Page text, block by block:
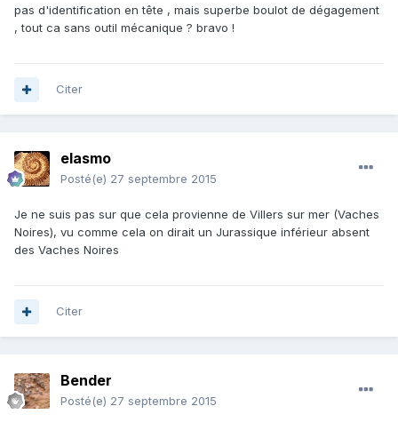
pas d'identification en tête , mais superbe boulot de dégagement
, tout ca sans outil mécanique ? bravo !
Citer
elasmo
Posté(e) 27 septembre 2015
Je ne suis pas sur que cela provienne de Villers sur mer (Vaches
Noires), vu comme cela on dirait un Jurassique inférieur absent
des Vaches Noires
Citer
Bender
Posté(e) 27 septembre 2015